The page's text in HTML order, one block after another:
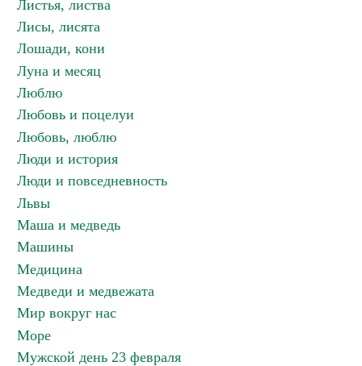
Листья, листва
Лисы, лисята
Лошади, кони
Луна и месяц
Люблю
Любовь и поцелуи
Любовь, люблю
Люди и история
Люди и повседневность
Львы
Маша и медведь
Машины
Медицина
Медведи и медвежата
Мир вокруг нас
Море
Мужской день 23 февраля